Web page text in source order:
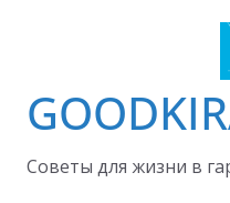
Cоветы для жизни в